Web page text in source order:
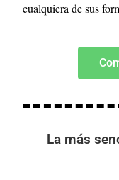
cualquiera de sus
La más